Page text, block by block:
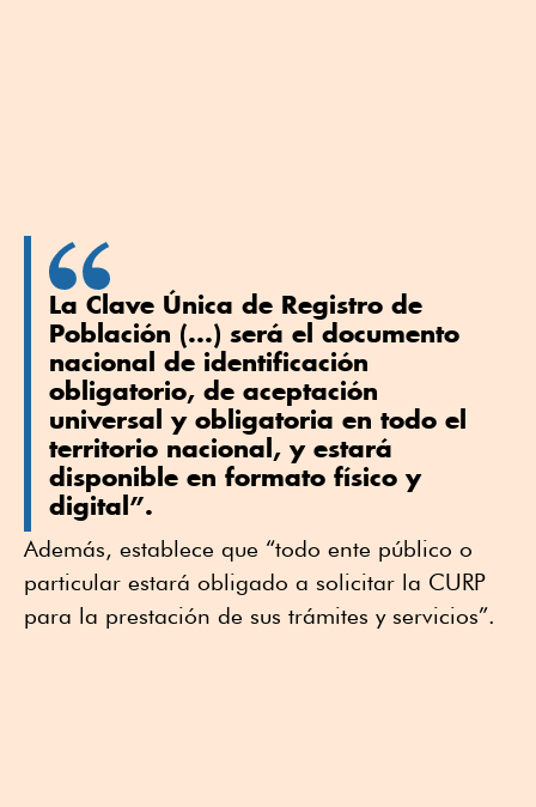
La Clave Única de Registro de
Población (...) será el documento
nacional de identificación
obligatorio, de aceptación
universal y obligatoria en todo el
territorio nacional, y estará
disponible en formato físico y
digital”.
Además, establece que “todo ente público o
particular estará obligado a solicitar la CURP
para la prestación de sus trámites y servicios”.